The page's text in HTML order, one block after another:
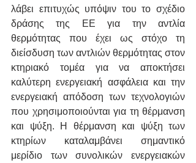
λάβει επιτυχώς υπόψιν του το σχέδιο
δράσης της ΕΕ για την αντλία
θερμότητας που έχει ως στόχο τη
διείσδυση των αντλιών θερμότητας στον
κτηριακό τομέα για να αποκτήσει
καλύτερη ενεργειακή ασφάλεια και την
ενεργειακή απόδοση των τεχνολογιών
που χρησιμοποιούνται για τη θέρμανση
και ψύξη. Η θέρμανση και ψύξη των
κτηρίων καταλαμβάνει σημαντικό
μερίδιο των συνολικών ενεργειακών